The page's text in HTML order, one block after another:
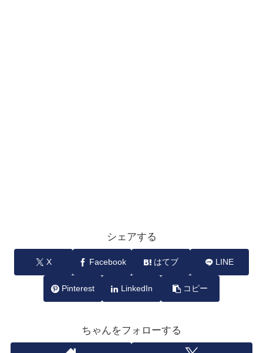
シェアする
X Facebook はてブ LINE
Pinterest LinkedIn コピー
ちゃんをフォローする